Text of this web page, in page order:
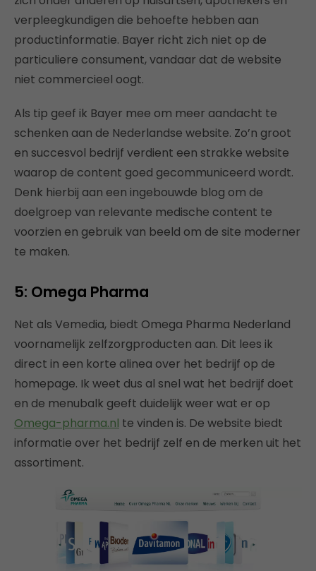
verpleegkundigen die behoefte hebben aan
productinformatie. Bayer richt zich niet op de
particuliere consument, vandaar dat de website
niet commercieel oogt.
Als tip geef ik Bayer mee om meer aandacht te
schenken aan de Nederlandse website. Zo’n groot
en succesvol bedrijf verdient een strakke website
waarop de content goed gecommuniceerd wordt.
Denk hierbij aan een ingebouwde blog om de
doelgroep van relevante medische content te
voorzien en gebruik van beeld om de site moderner
te maken.
5: Omega Pharma
Net als Vemedia, biedt Omega Pharma Nederland
voornamelijk zelfzorgproducten aan. Dit lees ik
direct in een korte alinea over het bedrijf op de
homepage. Ik weet dus al snel wat het bedrijf doet
en de menubalk geeft duidelijk weer wat er op
Omega-pharma.nl te vinden is. De website biedt
informatie over het bedrijf zelf en de merken uit het
assortiment.